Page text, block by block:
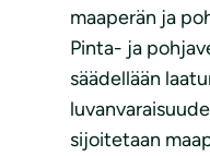
maaperän ja
Pinta- ja
säädellään
sijoitetaan